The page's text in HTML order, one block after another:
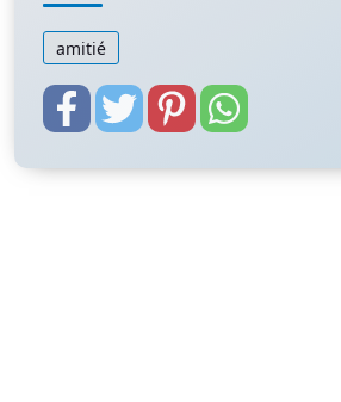
amitié